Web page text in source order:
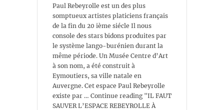
Paul Rebeyrolle est un des plus
somptueux artistes platiciens français
de la fin du 20 ième siécle Il nous
console des stars bidons produites par
le système lango-burénien durant la
même période. Un Musée Centre d’Art
à son nom, a été construit à
Eymoutiers, sa ville natale en
Auvergne. Cet espace Paul Rebeyrolle
existe par … Continue reading "IL FAUT
SAUVER L’ESPACE REBEYROLLE À